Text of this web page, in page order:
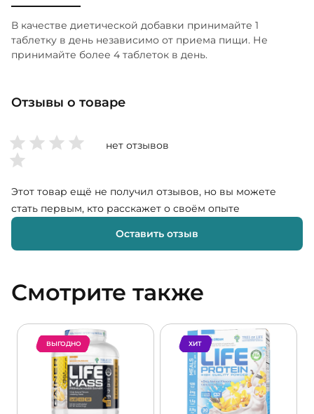
В качестве диетической добавки принимайте 1
таблетку в день независимо от приема пищи. Не
принимайте более 4 таблеток в день.
Отзывы о товаре
нет отзывов
Этот товар ещё не получил отзывов, но вы можете
стать первым, кто расскажет о своём опыте
Оставить отзыв
Смотрите также
ВЫГОДНО ХИТ